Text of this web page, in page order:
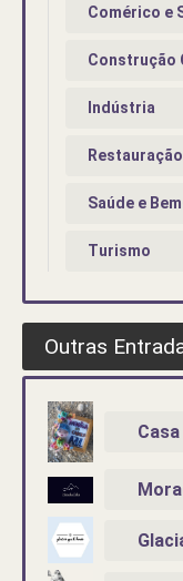
Comérico e
Construção
Indústria
Restauração
Saúde e
Turismo
Outras